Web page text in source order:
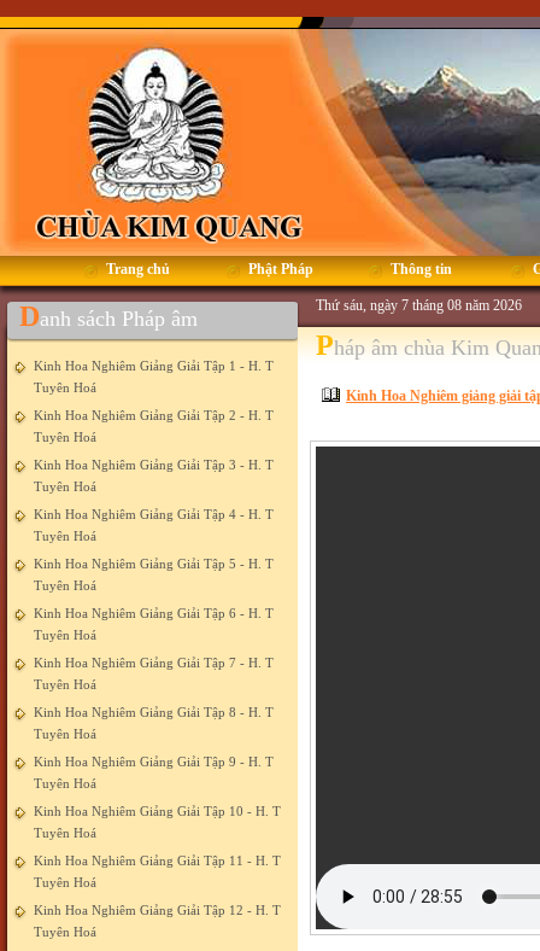
Trang chủ Phật Pháp Thông tin
Danh sách Pháp âm
Kinh Hoa Nghiêm Giảng Giải Tập 1 - H. T
Tuyên Hoá
Kinh Hoa Nghiêm Giảng Giải Tập 2 - H. T
Tuyên Hoá
Kinh Hoa Nghiêm Giảng Giải Tập 3 - H. T
Tuyên Hoá
Kinh Hoa Nghiêm Giảng Giải Tập 4 - H. T
Tuyên Hoá
Kinh Hoa Nghiêm Giảng Giải Tập 5 - H. T
Tuyên Hoá
Kinh Hoa Nghiêm Giảng Giải Tập 6 - H. T
Tuyên Hoá
Kinh Hoa Nghiêm Giảng Giải Tập 7 - H. T
Tuyên Hoá
Kinh Hoa Nghiêm Giảng Giải Tập 8 - H. T
Tuyên Hoá
Kinh Hoa Nghiêm Giảng Giải Tập 9 - H. T
Tuyên Hoá
Kinh Hoa Nghiêm Giảng Giải Tập 10 - H. T
Tuyên Hoá
Kinh Hoa Nghiêm Giảng Giải Tập 11 - H. T
Tuyên Hoá
Kinh Hoa Nghiêm Giảng Giải Tập 12 - H. T
Tuyên Hoá
Thứ sáu, ngày 7 tháng 08 năm 2026
Pháp âm chùa Kim
Kinh Hoa Nghiêm giảng giải